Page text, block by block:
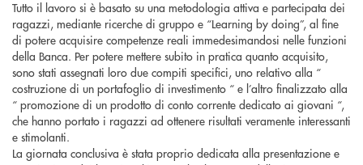
Tutto il lavoro si è basato su una metodologia attiva e partecipata dei
ragazzi, mediante ricerche di gruppo e “Learning by doing”, al fine
di potere acquisire competenze reali immedesimandosi nelle funzioni
della Banca. Per potere mettere subito in pratica quanto acquisito,
sono stati assegnati loro due compiti specifici, uno relativo alla “
costruzione di un portafoglio di investimento “ e l’altro finalizzato alla
“ promozione di un prodotto di conto corrente dedicato ai giovani “,
che hanno portato i ragazzi ad ottenere risultati veramente interessanti
e stimolanti.
La giornata conclusiva è stata proprio dedicata alla presentazione e